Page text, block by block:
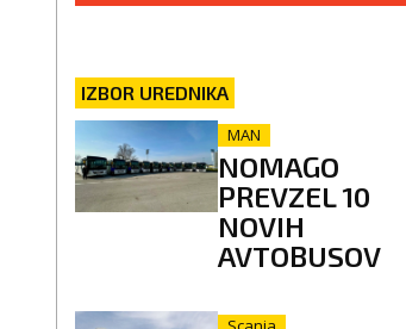
IZBOR UREDNIKA
MAN
NOMAGO
PREVZEL 10
NOVIH
AVTOBUSOV